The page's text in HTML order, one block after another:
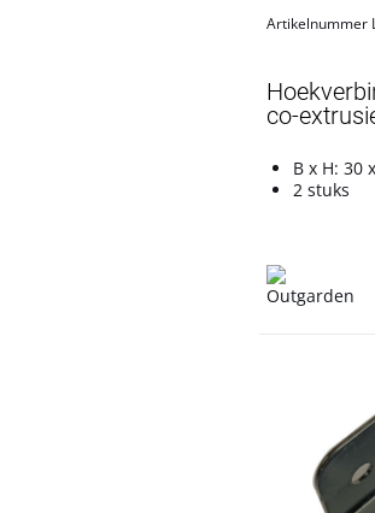
Artikelnummer
co-
B x H: 30
2 stuks